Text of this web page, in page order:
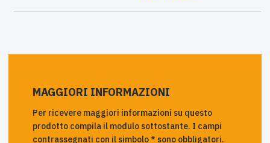
MAGGIORI INFORMAZIONI
Per ricevere maggiori informazioni su questo
prodotto compila il modulo sottostante. I campi
contrassegnati con il simbolo * sono obbligatori.